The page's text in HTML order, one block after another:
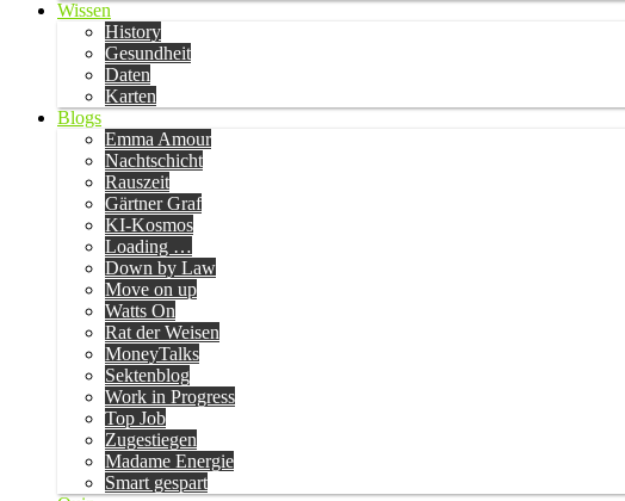
Wissen
History
Gesundheit
Daten
Karten
Blogs
Emma Amour
Nachtschicht
Rauszeit
Gärtner Graf
KI-Kosmos
Loading …
Down by Law
Move on up
Watts On
Rat der Weisen
MoneyTalks
Sektenblog
Work in Progress
Top Job
Zugestiegen
Madame Energie
Smart gespart